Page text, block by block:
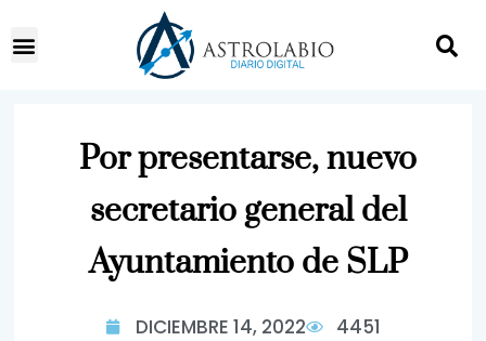
Por presentarse, nuevo
secretario general del
Ayuntamiento de SLP
DICIEMBRE 14, 2022 4451